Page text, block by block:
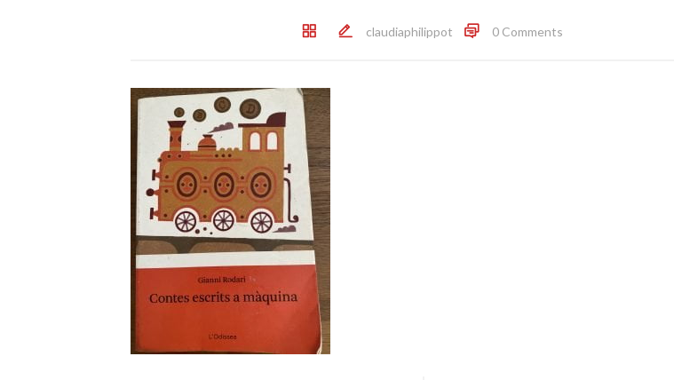
claudiaphilippot 0 Comments